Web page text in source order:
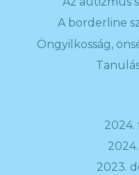
A borderline
Öngyilkosság,
2023.